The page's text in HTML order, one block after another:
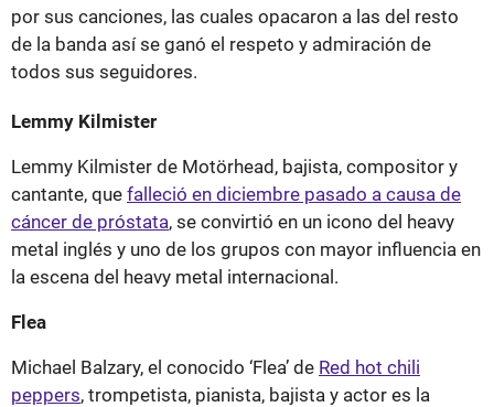
por sus canciones, las cuales opacaron a las del resto
de la banda así se ganó el respeto y admiración de
todos sus seguidores.
Lemmy Kilmister
Lemmy Kilmister de Motörhead, bajista, compositor y
cantante, que falleció en diciembre pasado a causa de
cáncer de próstata, se convirtió en un icono del heavy
metal inglés y uno de los grupos con mayor influencia en
la escena del heavy metal internacional.
Flea
Michael Balzary, el conocido ‘Flea’ de Red hot chili
peppers, trompetista, pianista, bajista y actor es la